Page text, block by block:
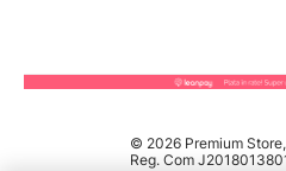
© 2026 Premium
Reg. Com